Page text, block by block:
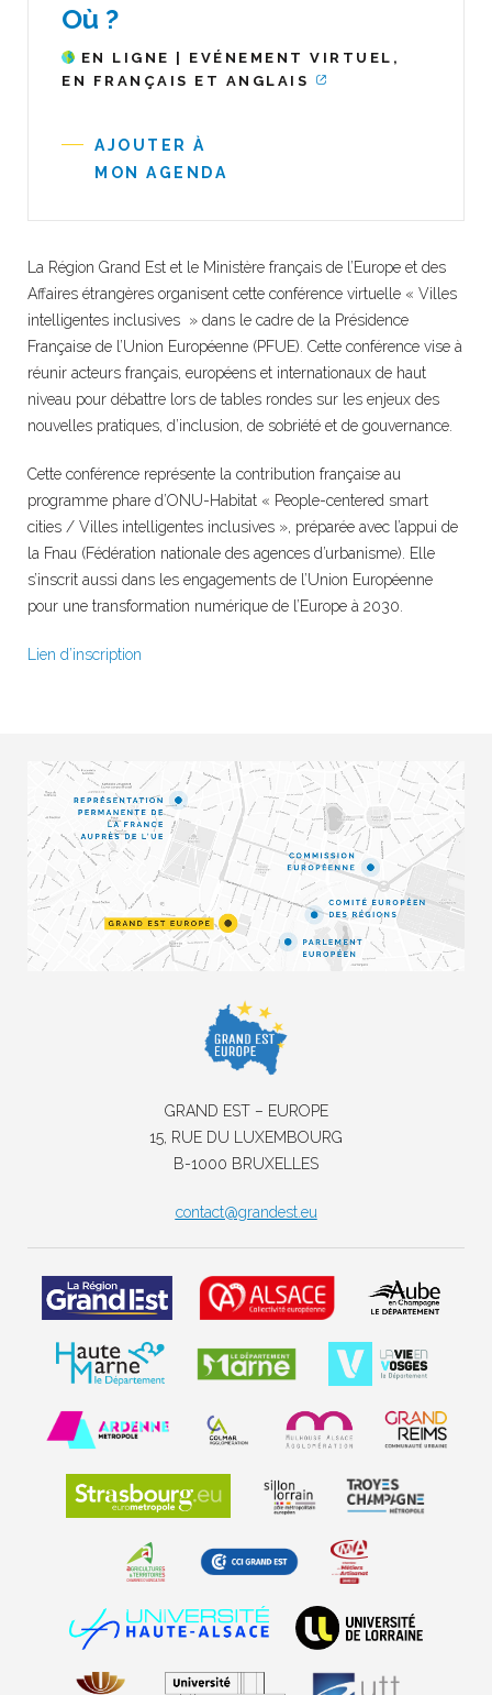
Où ?
EN LIGNE | EVÉNEMENT VIRTUEL,
EN FRANÇAIS ET ANGLAIS
AJOUTER À
MON AGENDA
La Région Grand Est et le Ministère français de l’Europe et des
Affaires étrangères organisent cette conférence virtuelle « Villes
intelligentes inclusives » dans le cadre de la Présidence
Française de l’Union Européenne (PFUE). Cette conférence vise à
réunir acteurs français, européens et internationaux de haut
niveau pour débattre lors de tables rondes sur les enjeux des
nouvelles pratiques, d’inclusion, de sobriété et de gouvernance.
Cette conférence représente la contribution française au
programme phare d’ONU-Habitat « People-centered smart
cities / Villes intelligentes inclusives », préparée avec l’appui de
la Fnau (Fédération nationale des agences d’urbanisme). Elle
s’inscrit aussi dans les engagements de l’Union Européenne
pour une transformation numérique de l’Europe à 2030.
Lien d’inscription
GRAND EST – EUROPE
15, RUE DU LUXEMBOURG
B-1000 BRUXELLES
contact@grandest.eu